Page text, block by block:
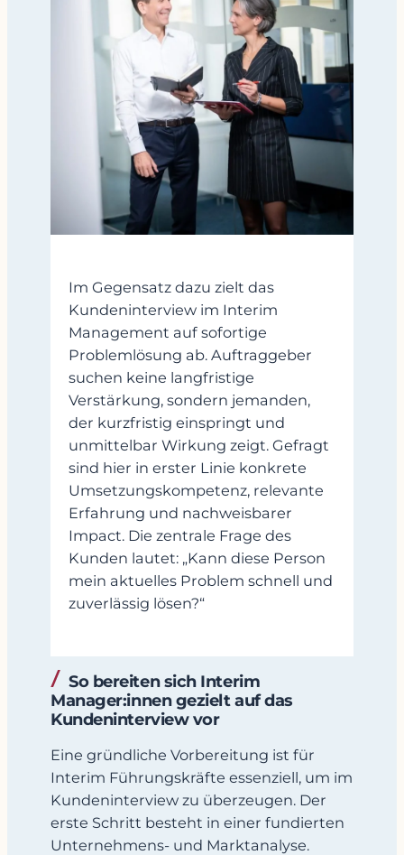
Im Gegensatz dazu zielt das
Kundeninterview im Interim
Management auf sofortige
Problemlösung ab. Auftraggeber
suchen keine langfristige
Verstärkung, sondern jemanden,
der kurzfristig einspringt und
unmittelbar Wirkung zeigt. Gefragt
sind hier in erster Linie konkrete
Umsetzungskompetenz, relevante
Erfahrung und nachweisbarer
Impact. Die zentrale Frage des
Kunden lautet: „Kann diese Person
mein aktuelles Problem schnell und
zuverlässig lösen?“
So bereiten sich Interim
Manager:innen gezielt auf das
Kundeninterview vor
Eine gründliche Vorbereitung ist für
Interim Führungskräfte essenziell, um im
Kundeninterview zu überzeugen. Der
erste Schritt besteht in einer fundierten
Unternehmens- und Marktanalyse.